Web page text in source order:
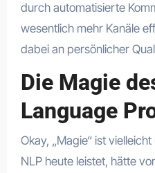
durch automatisierte
wesentlich mehr Kanäle
dabei an persönlicher
Die Magie
Language
Okay, „Magie“ ist
NLP heute leistet, hätte